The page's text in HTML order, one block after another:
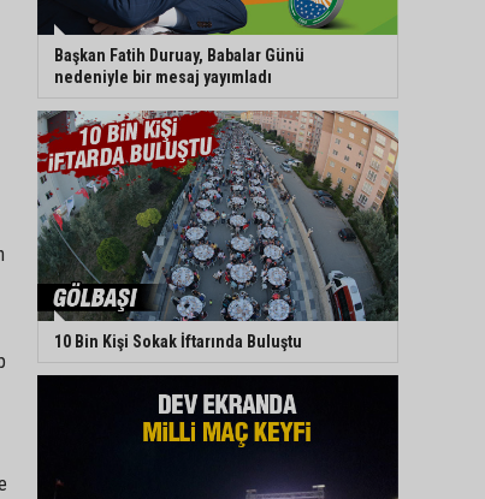
Başkan Fatih Duruay, Babalar Günü
nedeniyle bir mesaj yayımladı
10 Bin Kişi Sokak İftarında Buluştu